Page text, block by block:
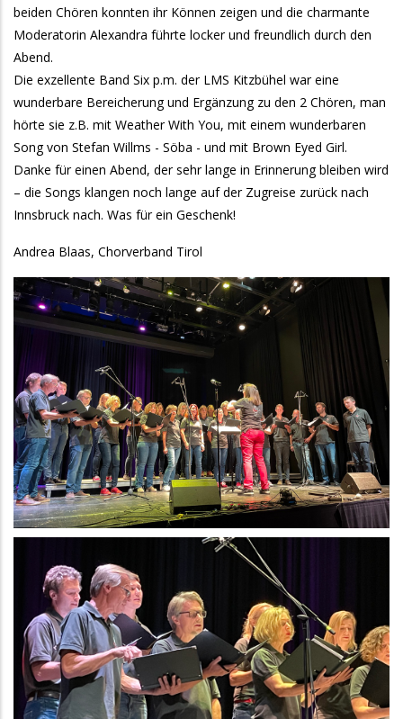
beiden Chören konnten ihr Können zeigen und die charmante
Moderatorin Alexandra führte locker und freundlich durch den
Abend.
Die exzellente Band Six p.m. der LMS Kitzbühel war eine
wunderbare Bereicherung und Ergänzung zu den 2 Chören, man
hörte sie z.B. mit Weather With You, mit einem wunderbaren
Song von Stefan Willms - Söba - und mit Brown Eyed Girl.
Danke für einen Abend, der sehr lange in Erinnerung bleiben wird
– die Songs klangen noch lange auf der Zugreise zurück nach
Innsbruck nach. Was für ein Geschenk!
Andrea Blaas, Chorverband Tirol
Galeriebilder